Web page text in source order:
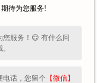
日。
待为您服务!
您服务！😊 有什么问
电话，您留个 【微信】